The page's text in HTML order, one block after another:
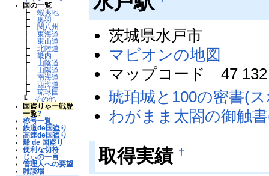
国の一覧
┣蝦夷地
┣奥羽
┣ 関八州
┣東海道
┣東山道
┣北陸道
┣畿内
┣ 山陰道
┣ 山陽道
┣南海道
┣西海道
┣琉球国
┗ その他
国盗りゃー戦歴
一覧?
称号一覧
鉄道de国盗り
高速de国盗り
船 de 国盗り
便利な切符
じぃの一言
管理人への要望
雑談場
茨城県水戸市
マピオンの地図
マップコード 47 132
琥珀城と100の密書(
わがまま太閤の御触
取得実績 †